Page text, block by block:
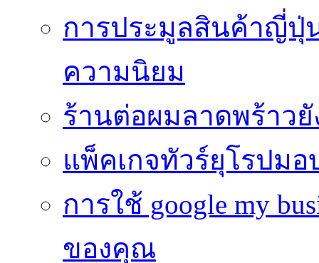
การประมูลสินค้าญี่ปุ่
ความนิยม
ร้านต่อผมลาดพร้าว
แพ็คเกจทัวร์ยุโรปม
การใช้ google my
ของคุณ